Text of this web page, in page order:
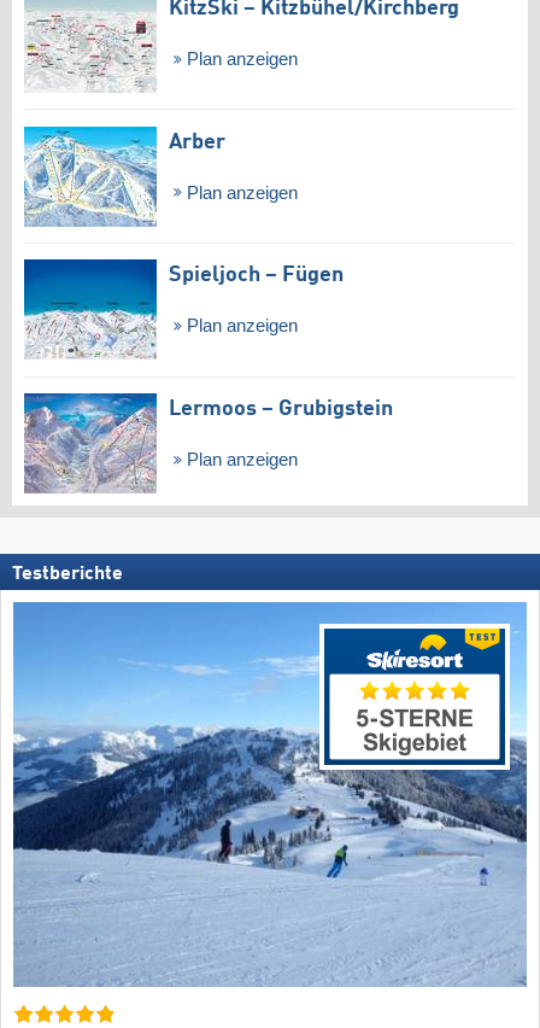
KitzSki – Kitzbühel/​Kirchberg
Plan anzeigen
Arber
Plan anzeigen
Spieljoch – Fügen
Plan anzeigen
Lermoos – Grubigstein
Plan anzeigen
Testberichte